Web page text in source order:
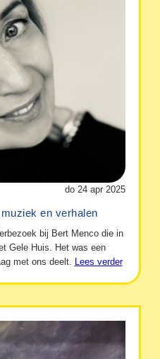
do 24 apr 2025
en verhalen
bij Bert Menco die in
Gele Huis. Het was een
met ons deelt.
Lees verder